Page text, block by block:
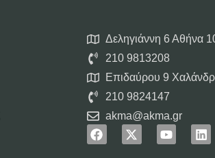
Δεληγιάννη 6 Αθήνα
210 9813208
Επιδαύρου 9
210 9824147
akma@akma.gr